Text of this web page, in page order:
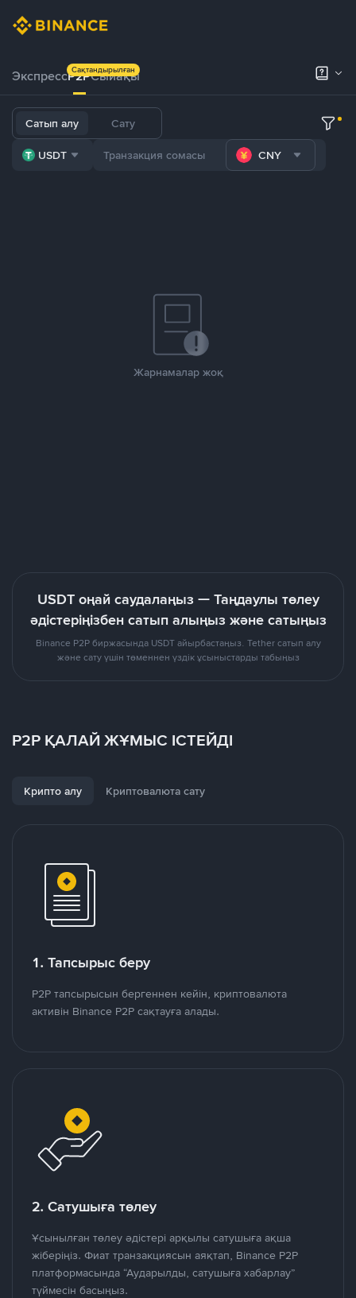
ЭкспрессP2PСыйақы
Сақтандырылған
Сатып алу Сату
USDT CNY
Жарнамалар жоқ
USDT оңай саудалаңыз — Таңдаулы төлеу
әдістеріңізбен сатып алыңыз және сатыңыз
Binance P2P биржасында USDT айырбастаңыз. Tether сатып алу
және сату үшін төменнен үздік ұсыныстарды табыңыз
P2P ҚАЛАЙ ЖҰМЫС ІСТЕЙДІ
Крипто алу Криптовалюта сату
1. Тапсырыс беру
P2P тапсырысын бергеннен кейін, криптовалюта
активін Binance P2P сақтауға алады.
2. Сатушыға төлеу
Ұсынылған төлеу әдістері арқылы сатушыға ақша
жіберіңіз. Фиат транзакциясын аяқтап, Binance P2P
платформасында “Аударылды, сатушыға хабарлау”
түймесін басыңыз.